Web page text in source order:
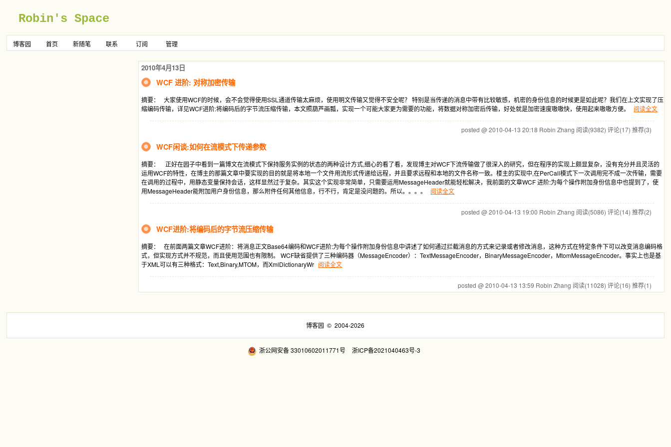
Robin's Space
博客园 首页 新随笔 联系 订阅 管理
2010年4月13日
WCF 进阶: 对称加密传输
摘要： 大家使用WCF的时候，会不会觉得使用SSL通道传输太麻烦，使用明文传输又觉得不安全呢？ 特别是当传递的消息中带有比较敏感，机密的身份信息的时候更是如此呢？我们在上文实现了压
缩编码传输，详见WCF进阶:将编码后的字节流压缩传输，本文照葫芦画瓢，实现一个可能大家更为需要的功能，将数据对称加密后传输，好处就是加密速度嗷嗷快，使用起来嗷嗷方便。
阅读全文
posted @ 2010-04-13 20:18 Robin Zhang 阅读(9382) 评论(17) 推荐(3)
WCF闲谈:如何在流模式下传递参数
摘要： 正好在园子中看到一篇博文在流模式下保持服务实例的状态的两种设计方式,细心的看了看，发现博主对WCF下流传输做了很深入的研究，但在程序的实现上颇显复杂，没有充分并且灵活的
运用WCF的特性，在博主的那篇文章中要实现的目的就是将本地一个文件用流形式传递给远程，并且要求远程和本地的文件名称一致。楼主的实现中,在PerCall模式下一次调用完不成一次传输，需要
在调用的过程中，用静态变量保持会话，这样显然过于复杂。其实这个实现非常简单，只需要运用MessageHeader就能轻松解决，我前面的文章WCF 进阶:为每个操作附加身份信息中也提到了，使
用MessageHeader能附加用户身份信息，那么附件任何其他信息，行不行，肯定是没问题的。所以。。。。
阅读全文
posted @ 2010-04-13 19:00 Robin Zhang 阅读(5086) 评论(14) 推荐(2)
WCF进阶:将编码后的字节流压缩传输
摘要： 在前面两篇文章WCF进阶：将消息正文Base64编码和WCF进阶:为每个操作附加身份信息中讲述了如何通过拦截消息的方式来记录或者修改消息，这种方式在特定条件下可以改变消息编码格
式，但实现方式并不规范，而且使用范围也有限制。 WCF缺省提供了三种编码器（MessageEncoder）：TextMessageEncoder，BinaryMessageEncoder，MtomMessageEncoder。事实上也是基
于XML可以有三种格式：Text,Binary,MTOM，而XmlDictionaryWr 阅读全文
posted @ 2010-04-13 13:59 Robin Zhang 阅读(11028) 评论(16) 推荐(1)
博客园 © 2004-2026
浙公网安备 33010602011771号 浙ICP备2021040463号-3